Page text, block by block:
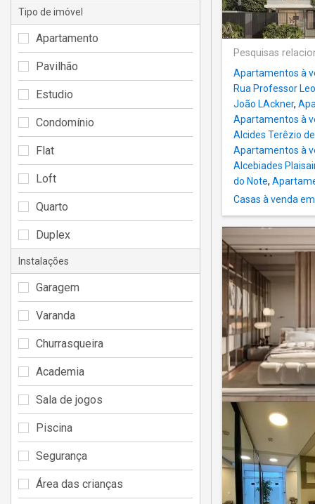
Pesquisas
Apartamentos à
Rua Professor
João LAckner,
Apartamentos à
Alcides Terêzio
Apartamentos à
Alcebiades
do Note,
Casas à venda
Tipo de imóvel
Apartamento
Pavilhão
Estudio
Condomínio
Flat
Loft
Quarto
Duplex
Instalações
Garagem
Varanda
Churrasqueira
Academia
Sala de jogos
Piscina
Segurança
Área das crianças